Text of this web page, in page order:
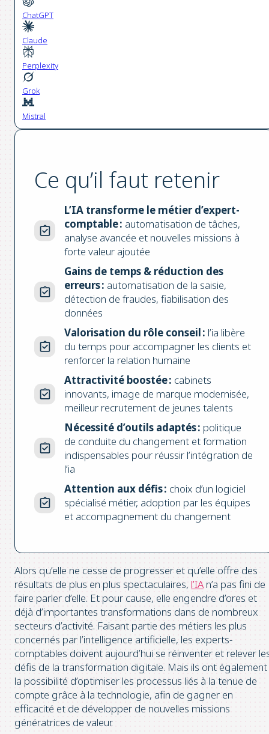
ChatGPT
Claude
Perplexity
Grok
Mistral
Ce qu’il faut retenir
L’IA transforme le métier d’expert-
comptable : automatisation de tâches,
analyse avancée et nouvelles missions à
forte valeur ajoutée
Gains de temps & réduction des
erreurs : automatisation de la saisie,
détection de fraudes, fiabilisation des
données
Valorisation du rôle conseil : l’ia libère
du temps pour accompagner les clients et
renforcer la relation humaine
Attractivité boostée : cabinets
innovants, image de marque modernisée,
meilleur recrutement de jeunes talents
Nécessité d’outils adaptés : politique
de conduite du changement et formation
indispensables pour réussir l’intégration de
l’ia
Attention aux défis : choix d’un logiciel
spécialisé métier, adoption par les équipes
et accompagnement du changement
Alors qu’elle ne cesse de progresser et qu’elle offre des
résultats de plus en plus spectaculaires, l’IAn’a pas fini de
faire parler d’elle. Et pour cause, elle engendre d’ores et
déjà d’importantes transformations dans de nombreux
secteurs d’activité. Faisant partie des métiers les plus
concernés par l’intelligence artificielle, les experts-
comptables doivent aujourd’hui se réinventer et relever
défis de la transformation digitale. Mais ils ont également
la possibilité d’optimiser les processus liés à la tenue de
compte grâce à la technologie, afin de gagner en
efficacité et de développer de nouvelles missions
génératrices de valeur.